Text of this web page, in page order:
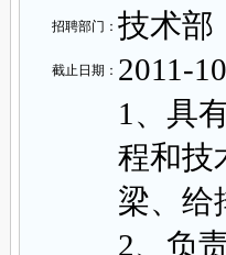
招聘部门： 技术部
截止日 期： 2011-
1、具
程和技
梁、给
2、负